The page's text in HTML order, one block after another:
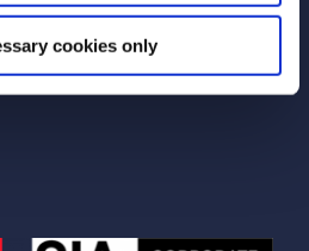
cookies only